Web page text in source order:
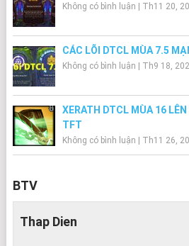
Không có bình luận | Th11 20,
CÁC LÕI DTCL MÙA 7.5
Không có bình luận | Th9 18,
XERATH DTCL MÙA 16
TFT
Không có bình luận | Th11 26,
BTV
Thap Dien